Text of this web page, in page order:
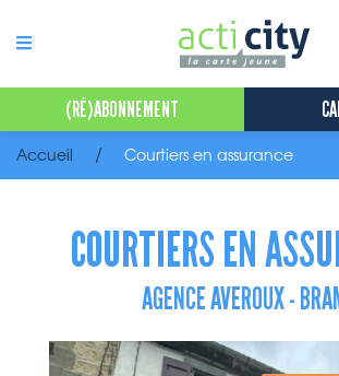
(RÉ)ABONNEMENT
Accueil Courtiers en assurance
COURTIERS EN
AGENCE AVEROUX -